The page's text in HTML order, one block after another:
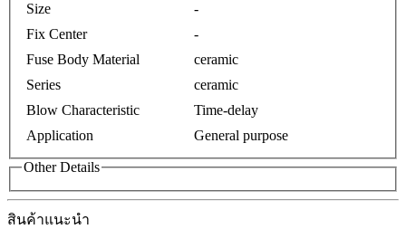
Size
-
Fix Center
-
Fuse Body Material
ceramic
Series
ceramic
Blow Characteristic
Time-delay
Application
General purpose
Other Details
สินค้าแนะนำ